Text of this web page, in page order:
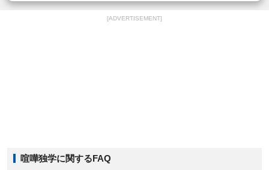
[ADVERTISEMENT]
喧嘩独学に関するFAQ